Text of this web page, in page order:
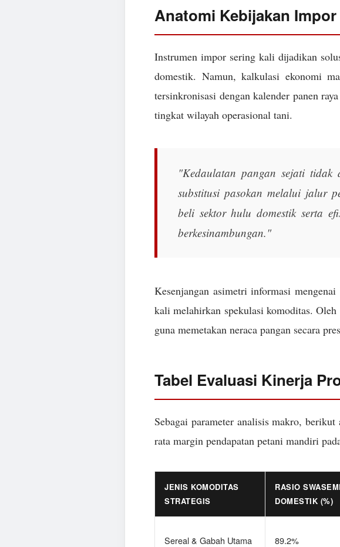
Anatomi Kebijakan
Instrumen impor sering kali dijadikan
domestik. Namun, kalkulasi ekonomi
tersinkronisasi dengan kalender panen
tingkat wilayah operasional tani.
"Kedaulatan pangan sejati tidak
substitusi pasokan melalui jalur
beli sektor hulu domestik serta
berkesinambungan."
Kesenjangan asimetri informasi
kali melahirkan spekulasi komoditas.
guna memetakan neraca pangan secara
Tabel Evaluasi Kinerja
Sebagai parameter analisis makro,
rata margin pendapatan petani mandiri
JENIS KOMODITAS
STRATEGIS
RASIO
DOMESTIK (%)
Sereal & Gabah Utama 89.2%